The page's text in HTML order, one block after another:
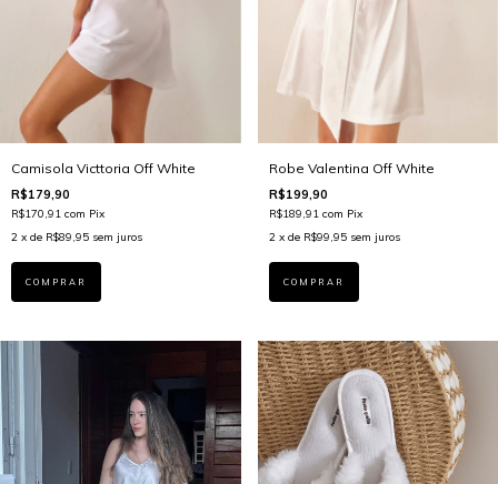
Camisola Victtoria Off White
R$179,90
R$170,91 com Pix
2 x de R$89,95 sem juros
COMPRAR
Robe Valentina Off White
R$199,90
R$189,91 com Pix
2 x de R$99,95 sem juros
COMPRAR